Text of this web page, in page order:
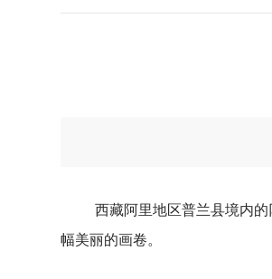
西藏阿里地区普兰县境内
幅美丽的画卷。